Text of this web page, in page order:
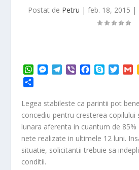
Postat de Petru | feb. 18, 2015 |
W
t
A
p
p
M
s
n
g
e
r
T
e
g
r
a
m
V
e
e
b
o
o
k
p
T
t
t
e
r
G
i
l
r
t
a
j
e
a
z
Legea stabileste ca parintii pot
concediu pentru cresterea copilului
lunara aferenta in cuantum de
nete realizate in ultimele 12 luni.
situatie, solicitantii trebuie sa
conditii.